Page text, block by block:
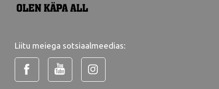
Liitu meiega sotsiaalmeedias: